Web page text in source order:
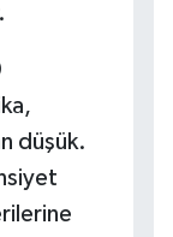
düşük.